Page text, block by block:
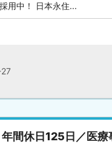
用中！ 日本永住...
間休日125日／医